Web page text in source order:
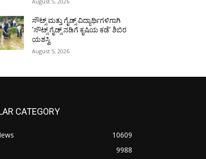
ಸೌಟ್ಸ್ ಮತ್ತು ಗೈಡ್ಸ್ ವಿದ್ಯಾರ್ಥಿಗಳಿಗಾಗಿ
‘ಸೌಟ್ಸ್ ಗೈಡ್ಸ್ ನಡಿಗೆ ಕೃಷಿಯ ಕಡೆ’ ಶಿಬಿರ
ಯಶಸ್ವಿ
August 5, 2026
CATEGORY
10609
9988